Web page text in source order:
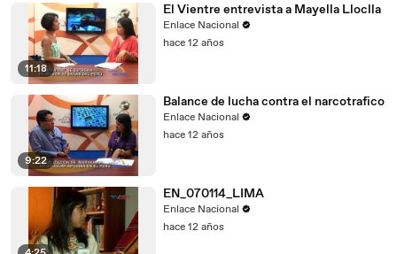
11:18
El Vientre entrevista a Mayella Lloclla
Enlace Nacional
hace 12 años
9:22
Balance de lucha contra el narcotrafico
Enlace Nacional
hace 12 años
EN_070114_LIMA
Enlace Nacional
hace 12 años